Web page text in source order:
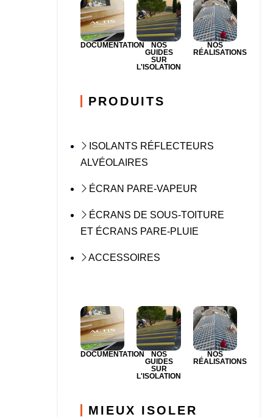
DOCUMENTATION
NOS
GUIDES
SUR
L'ISOLATION
NOS
RÉALISATIONS
PRODUITS
ISOLANTS RÉFLECTEURS
ALVÉOLAIRES
ÉCRAN PARE-VAPEUR
ÉCRANS DE SOUS-TOITURE
ET ÉCRANS PARE-PLUIE
ACCESSOIRES
DOCUMENTATION
NOS
GUIDES
SUR
L'ISOLATION
NOS
RÉALISATIONS
MIEUX ISOLER